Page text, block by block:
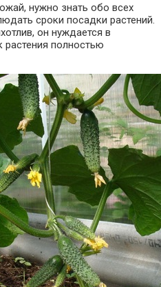
нужно знать обо всех
сроки посадки растений.
он нуждается в
растения полностью